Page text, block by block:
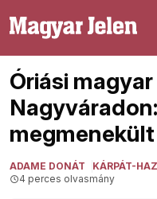
Óriási
ADAME DONÁT KÁRPÁT-
4 perces olvasmány